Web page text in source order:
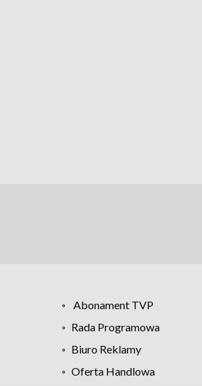
Abonament TVP
Rada Programowa
Biuro Reklamy
Oferta Handlowa